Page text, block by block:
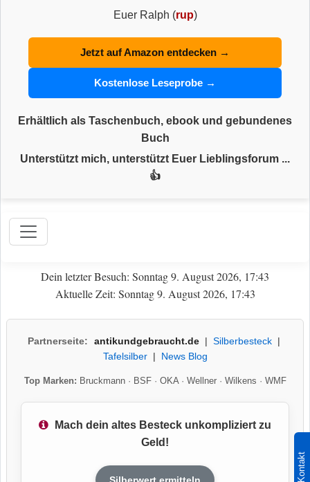
Kontakt
Euer Ralph (rup)
Jetzt auf Amazon entdecken →
Kostenlose Leseprobe →
Erhältlich als Taschenbuch, ebook und gebundenes
Buch
Unterstützt mich, unterstützt Euer Lieblingsforum ...
👍
Dein letzter Besuch: Sonntag 9. August 2026, 17:43
Aktuelle Zeit: Sonntag 9. August 2026, 17:43
Partnerseite: antikundgebraucht.de| Silberbesteck|
Tafelsilber| News Blog
Top Marken: Bruckmann· BSF· OKA· Wellner· Wilkens · WMF
Mach dein altes Besteck unkompliziert zu
Geld!
Silberwert ermitteln